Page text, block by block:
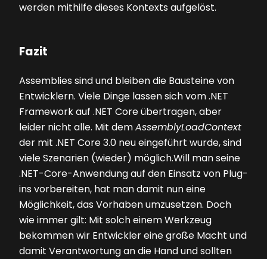
werden mithilfe dieses Kontexts aufgelöst.
Fazit
Assemblies sind und bleiben die Bausteine von
Entwicklern. Viele Dinge lassen sich vom .NET
Framework auf .NET Core übertragen, aber
leider nicht alle. Mit demAssemblyLoadContext
der mit .NET Core 3.0 neu eingeführt wurde, sind
viele Szenarien (wieder) möglich.Will man seine
.NET-Core-Anwendung auf den Einsatz von Plug-
ins vorbereiten, hat man damit nun eine
Möglichkeit, das Vorhaben umzusetzen. Doch
wie immer gilt: Mit solch einem Werkzeug
bekommen wir Entwickler eine große Macht und
damit Verantwortung an die Hand und sollten